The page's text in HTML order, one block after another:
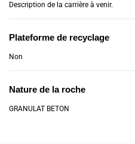
Description de la carrière à venir.
Plateforme de recyclage
Non
Nature de la roche
GRANULAT BETON